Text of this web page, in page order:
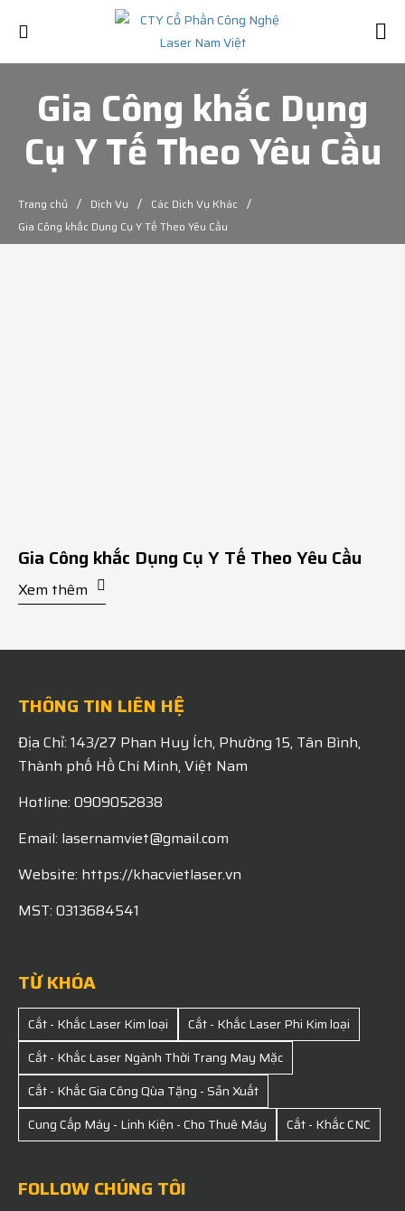
Gia Công khắc Dụng
Cụ Y Tế Theo Yêu Cầu
Trang chủ / Dịch Vụ / Các Dịch Vụ Khác /
Gia Công khắc Dụng Cụ Y Tế Theo Yêu Cầu
Gia Công khắc Dụng Cụ Y Tế Theo Yêu Cầu
Xem thêm
THÔNG TIN LIÊN HỆ
Địa Chỉ: 143/27 Phan Huy Ích, Phường 15, Tân Bình,
Thành phố Hồ Chí Minh, Việt Nam
Hotline: 0909052838
Email: lasernamviet@gmail.com
Website: https://khacvietlaser.vn
MST: 0313684541
TỪ KHÓA
Cắt - Khắc Laser Kim loại
Cắt - Khắc Laser Phi Kim loại
Cắt - Khắc Laser Ngành Thời Trang May Mặc
Cắt - Khắc Gia Công Qùa Tặng - Sản Xuất
Cung Cấp Máy - Linh Kiện - Cho Thuê Máy
Cắt - Khắc CNC
FOLLOW CHÚNG TÔI